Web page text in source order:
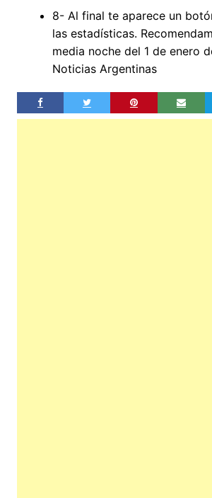
8- Al final te aparece un
las estadísticas.
media noche del 1 de enero
Noticias Argentinas